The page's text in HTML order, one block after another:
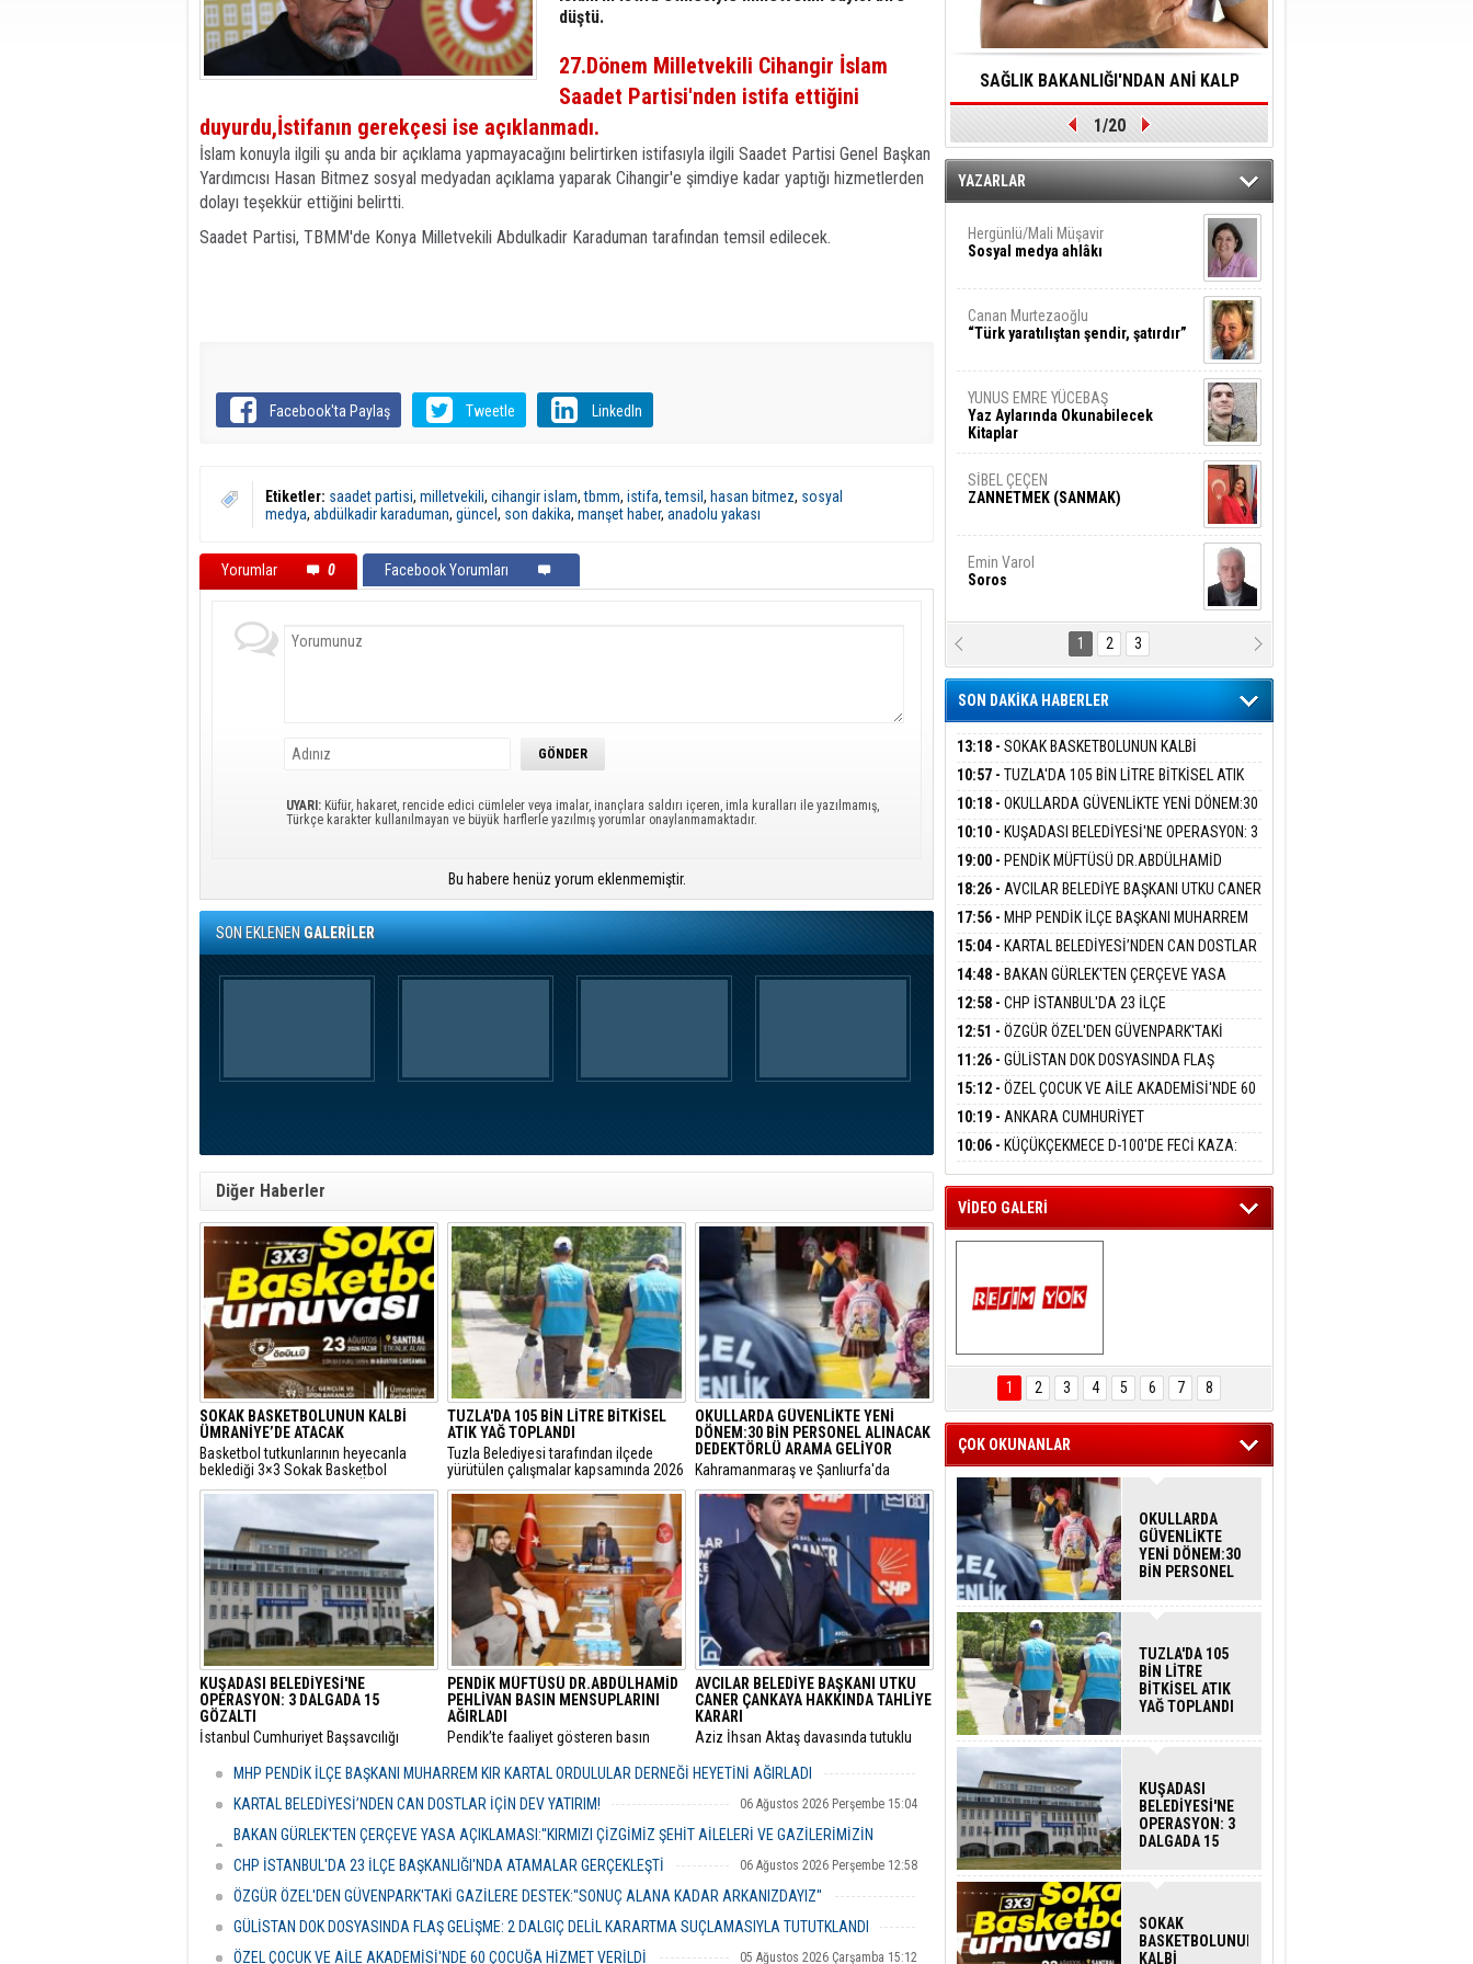
düştü.
27.Dönem Milletvekili Cihangir İslam
Saadet Partisi'nden istifa ettiğini
duyurdu,İstifanın gerekçesi ise açıklanmadı.
İslam konuyla ilgili şu anda bir açıklama yapmayacağını belirtirken istifasıyla ilgili Saadet Partisi Genel Başkan
Yardımcısı Hasan Bitmez sosyal medyadan açıklama yaparak Cihangir'e şimdiye kadar yaptığı hizmetlerden
dolayı teşekkür ettiğini belirtti.
Saadet Partisi, TBMM'de Konya Milletvekili Abdulkadir Karaduman tarafından temsil edilecek.
Facebook'ta Paylaş Tweetle LinkedIn
Etiketler: saadet partisi, milletvekili, cihangir islam,tbmm, istifa,temsil , hasan bitmez, sosyal
medya, abdülkadir karaduman, güncel , son dakika, manşet haber, anadolu yakası
Yorumlar 0 Facebook Yorumları
UYARI: Küfür, hakaret, rencide edici cümleler veya imalar, inançlara saldırı içeren, imla kuralları ile yazılmamış,
Türkçe karakter kullanılmayan ve büyük harflerle yazılmış yorumlar onaylanmamaktadır.
Bu habere henüz yorum eklenmemiştir.
SON EKLENENGALERİLER
Diğer Haberler
SOKAK BASKETBOLUNUN KALBİ
ÜMRANİYE’DE ATACAK
Basketbol tutkunlarının heyecanla
beklediği 3×3 Sokak Basketbol
Turnuvası, bu yıl 7’nci kez Ümraniye
TUZLA'DA 105 BİN LİTRE BİTKİSEL
ATIK YAĞ TOPLANDI
Tuzla Belediyesi tarafından ilçede
yürütülen çalışmalar kapsamında 2026
yılında 105 bin litre bitkisel atık yağ
toplandı.
OKULLARDA GÜVENLİKTE YENİ
DÖNEM:30 BİN PERSONEL ALINACAK
DEDEKTÖRLÜ ARAMA GELİYOR
​Kahramanmaraş ve Şanlıurfa'da
meydana gelen okul saldırılarının
ardından eğitim kurumlarındaki
güvenlik önlemleri baştan aşağı
yenileniyor.
KUŞADASI BELEDİYESİ'NE
OPERASYON: 3 DALGADA 15
GÖZALTI
​İstanbul Cumhuriyet Başsavcılığı
"rüşvet" ve "irtikap" soruşturmasında
Kuşadası Belediyesi’ne yönelik üçüncü
dalga operasyonu düzenlendi.
PENDİK MÜFTÜSÜ DR.ABDÜLHAMİD
PEHLİVAN BASIN MENSUPLARINI
AĞIRLADI
​Pendik’te faaliyet gösteren basın
görevine başlayan Dr. Abdulhamid
yeni görevi için tebriklerini iletti.
AVCILAR BELEDİYE BAŞKANI UTKU
CANER ÇANKAYA HAKKINDA TAHLİYE
KARARI
​Aziz İhsan Aktaş davasında tutuklu
Utku Caner Çaykara ile Seyhan
Özcan Zenger için tahliye kararı çıktı.
MHP PENDİK İLÇE BAŞKANI MUHARREM KIR KARTAL ORDULULAR DERNEĞİ HEYETİNİ AĞIRLADI
06 Ağustos 2026 Perşembe 17:56
KARTAL BELEDİYESİ’NDEN CAN DOSTLAR İÇİN DEV YATIRIM! 06 Ağustos 2026 Perşembe 15:04
BAKAN GÜRLEK'TEN ÇERÇEVE YASA AÇIKLAMASI:''KIRMIZI ÇİZGİMİZ ŞEHİT AİLELERİ VE GAZİLERİMİZİN
HASSASİYETİDİR''
CHP İSTANBUL'DA 23 İLÇE BAŞKANLIĞI'NDA ATAMALAR GERÇEKLEŞTİ 06 Ağustos 2026 Perşembe 12:58
ÖZGÜR ÖZEL'DEN GÜVENPARK'TAKİ GAZİLERE DESTEK:''SONUÇ ALANA KADAR ARKANIZDAYIZ''
06 Ağustos 2026 Perşembe 12:51
GÜLİSTAN DOK DOSYASINDA FLAŞ GELİŞME: 2 DALGIÇ DELİL KARARTMA SUÇLAMASIYLA TUTUTKLANDI
06 Ağustos 2026 Perşembe 11:26
ÖZEL ÇOCUK VE AİLE AKADEMİSİ'NDE 60 ÇOCUĞA HİZMET VERİLDİ 05 Ağustos 2026 Çarşamba 15:12
SAĞLIK BAKANLIĞI'NDAN ANİ KALP
DURMALARINA HIZLI MÜDAHALE
EDİLMESİNE YÖNELİK ÖNLENMESİ İÇİN
ÖNEMLİ ADIM
1/20
YAZARLAR
Hergünlü/Mali Müşavir
Sosyal medya ahlâkı
Canan Murtezaoğlu
“Türk yaratılıştan şendir, şatırdır”
YUNUS EMRE YÜCEBAŞ
Yaz Aylarında Okunabilecek
Kitaplar
SİBEL ÇEÇEN
ZANNETMEK (SANMAK)
Emin Varol
Soros
Karanlık DNA Kuşaklararası
Şiddetin Biyolojik Faturası
Şiyar Adıyaman
Ben Bu Sahaya Sığmazam
Hasan Ali Çölük
Bir Satırın İçindeki İnsan
Ezgi Kılıç
SİVAS: ATEŞE ATILAN VİCDAN
BARIŞ BAŞARSLAN
ADANMAK
Meltem Kaynas
AFFETMEYECEĞİM!
1 2 3
SON DAKİKA HABERLER
13:18 - SOKAK BASKETBOLUNUN KALBİ
ÜMRANİYE’DE ATACAK
10:57 - TUZLA'DA 105 BİN LİTRE BİTKİSEL ATIK
YAĞ TOPLANDI
10:18 - OKULLARDA GÜVENLİKTE YENİ DÖNEM:30
BİN PERSONEL ALINACAK DEDEKTÖRLÜ ARAMA
GELİYOR
10:10 - KUŞADASI BELEDİYESİ'NE OPERASYON: 3
DALGADA 15 GÖZALTI
19:00 - PENDİK MÜFTÜSÜ DR.ABDÜLHAMİD
PEHLİVAN BASIN MENSUPLARINI AĞIRLADI
18:26 - AVCILAR BELEDİYE BAŞKANI UTKU CANER
ÇANKAYA HAKKINDA TAHLİYE KARARI
17:56 - MHP PENDİK İLÇE BAŞKANI MUHARREM
KIR KARTAL ORDULULAR DERNEĞİ HEYETİNİ
AĞIRLADI
15:04 - KARTAL BELEDİYESİ’NDEN CAN DOSTLAR
İÇİN DEV YATIRIM!
14:48 - BAKAN GÜRLEK'TEN ÇERÇEVE YASA
AÇIKLAMASI:''KIRMIZI ÇİZGİMİZ ŞEHİT AİLELERİ
VE GAZİLERİMİZİN HASSASİYETİDİR''
12:58 - CHP İSTANBUL'DA 23 İLÇE
BAŞKANLIĞI'NDA ATAMALAR GERÇEKLEŞTİ
12:51 - ÖZGÜR ÖZEL'DEN GÜVENPARK'TAKİ
GAZİLERE DESTEK:''SONUÇ ALANA KADAR
ARKANIZDAYIZ''
11:26 - GÜLİSTAN DOK DOSYASINDA FLAŞ
GELİŞME: 2 DALGIÇ DELİL KARARTMA
SUÇLAMASIYLA TUTUTKLANDI
15:12 - ÖZEL ÇOCUK VE AİLE AKADEMİSİ'NDE 60
ÇOCUĞA HİZMET VERİLDİ
10:19 - ANKARA CUMHURİYET
BAŞSAVCILIĞINDAN ÖZGÜR ÖZEL VE VELİ
AĞBABA HAKKINDA FEZLEKE
10:06 - KÜÇÜKÇEKMECE D-100'DE FECİ KAZA:
OTOMOBİL İETT OTOBÜSÜNE ÇARPTI 3 KİŞİ
HAYATINI KAYBETTİ
VİDEO GALERİ
KARTAL ENGELSİZ
YAŞAM FESTİVALİ
KONSERİ
İZLEYİCİLERİ MEST
1 2 3 4 5 6 7 8
ÇOK OKUNANLAR
OKULLARDA
GÜVENLİKTE
YENİ DÖNEM:30
BİN PERSONEL
DEDEKTÖRLÜ
TUZLA'DA 105
BİN LİTRE
BİTKİSEL ATIK
YAĞ TOPLANDI
KUŞADASI
BELEDİYESİ'NE
OPERASYON: 3
DALGADA 15
SOKAK
BASKETBOLUNUN
KALBİ